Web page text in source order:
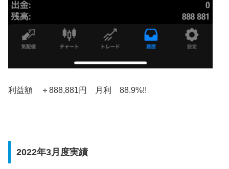
利益額 ＋888,881円 月利 88.9%!!
2022年3月度実績